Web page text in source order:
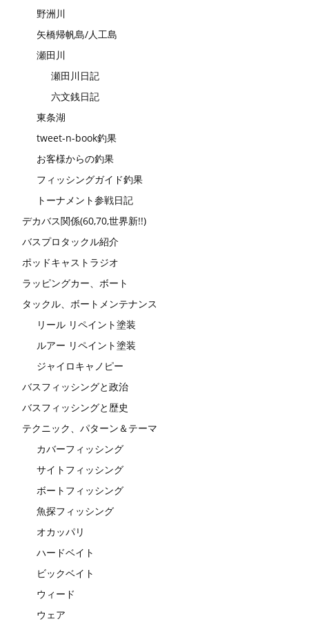
野洲川
矢橋帰帆島/人工島
瀬田川
瀬田川日記
六文銭日記
東条湖
tweet-n-book釣果
お客様からの釣果
フィッシングガイド釣果
トーナメント参戦日記
デカバス関係(60,70,世界新!!)
バスプロタックル紹介
ポッドキャストラジオ
ラッピングカー、ボート
タックル、ボートメンテナンス
リール リペイント塗装
ルアー リペイント塗装
ジャイロキャノピー
バスフィッシングと政治
バスフィッシングと歴史
テクニック、パターン＆テーマ
カバーフィッシング
サイトフィッシング
ボートフィッシング
魚探フィッシング
オカッパリ
ハードベイト
ビックベイト
ウィード
ウェア